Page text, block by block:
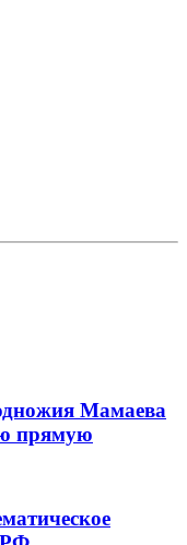
Мамаева
прямую